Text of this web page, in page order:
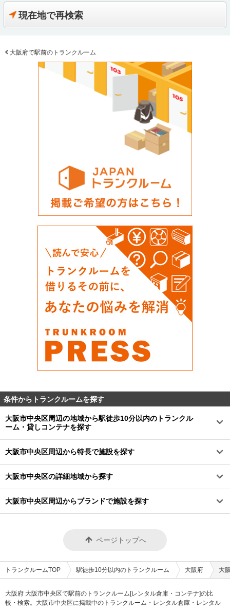
現在地で再検索
大阪府で駅前のトランクルーム
条件からトランクルームを探す
大阪市中央区周辺の地域から駅徒歩10分以内のトランクル
ーム・貸しコンテナを探す
大阪市中央区周辺から特長で施設を探す
大阪市中央区の詳細地域から探す
大阪市中央区周辺からブランドで施設を探す
ページトップへ
トランクルームTOP 駅徒歩10分以内のトランクルーム 大阪府 大
大阪府 大阪市中央区で駅前のトランクルーム[レンタル倉庫・コンテナ]の比
較・検索。大阪市中央区に掲載中のトランクルーム・レンタル倉庫・レンタル